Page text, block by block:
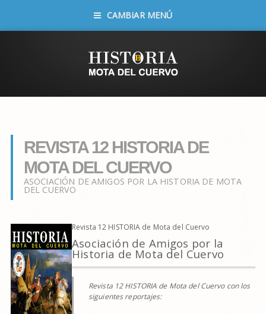
CAMBIAR MENÚ
REVISTA 12 HISTORIA DE
MOTA DEL CUERVO
ASOCIACIÓN DE AMIGOS POR LA HISTORIA DE MOTA
DEL CUERVO
Revista 12 HISTORIA de Mota del Cuervo
Asociación de Amigos por la
Historia de Mota del Cuervo
Revista 12 HISTORIA de Mota del Cuervo con los
siguientes reportajes: